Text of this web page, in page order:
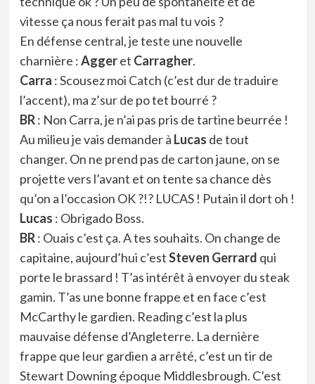
vitesse ça nous ferait pas mal tu vois ?
En défense central, je teste une nouvelle
charnière :Aggeret Carragher.
Carra : Scousez moi Catch (c’est dur de traduire
l’accent), ma z’sur de po tet bourré ?
BR: Non Carra, je n’ai pas pris de tartine beurrée !
Au milieu je vais demander à Lucas de tout
changer. On ne prend pas de carton jaune, on se
projette vers l’avant et on tente sa chance dès
qu’on a l’occasion OK ?!? LUCAS ! Putain il dort oh !
Lucas : Obrigado Boss.
BR: Ouais c’est ça. A tes souhaits. On change de
capitaine, aujourd’hui c’estSteven Gerrard qui
porte le brassard ! T’as intérêt à envoyer du steak
gamin. T’as une bonne frappe et en face c’est
McCarthy le gardien. Reading c’est la plus
mauvaise défense d’Angleterre. La dernière
frappe que leur gardien a arrêté, c’est un tir de
Stewart Downing époque Middlesbrough. C’est